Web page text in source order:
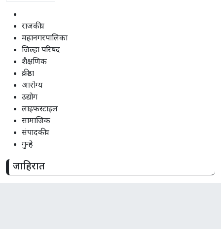
राजकीय
महानगरपालिका
जिल्हा परिषद
शैक्षणिक
क्रीडा
आरोग्य
उद्योग
लाइफस्टाइल
सामाजिक
संपादकीय
गुन्हे
जाहिरात